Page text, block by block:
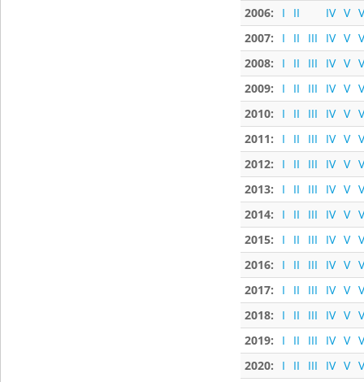
2006:
I II IV V
2007:
I II III IV V
2008:
I II III IV V
2009:
I II III IV V
2010:
I II III IV V
2011:
I II III IV V
2012:
I II III IV V
2013:
I II III IV V
2014:
I II III IV V
2015:
I II III IV V
2016:
I II III IV V
2017:
I II III IV V
2018:
I II III IV V
2019:
I II III IV V
2020:
I II III IV V